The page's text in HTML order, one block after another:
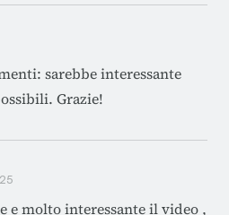
sarebbe interessante
Grazie!
molto interessante il video ,